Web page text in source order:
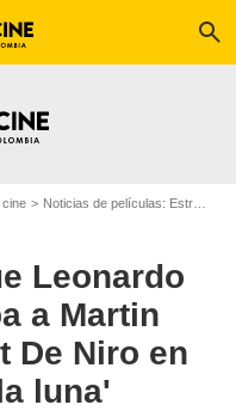
search
cine Noticias de películas: Estreno de película
Leonardo
a Martin
De Niro en
luna'